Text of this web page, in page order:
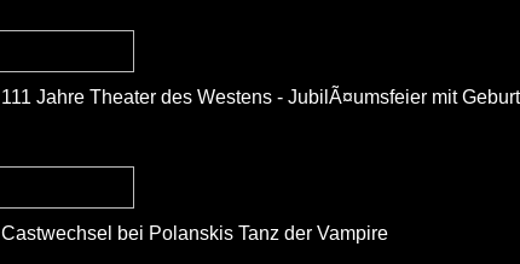
111 Jahre Theater des Westens - JubilÃ¤umsfeier mit
Castwechsel bei Polanskis Tanz der Vampire